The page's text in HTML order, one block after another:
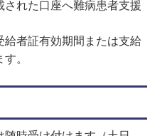
れた口座へ難病患者支援
者証有効期間または支給
。